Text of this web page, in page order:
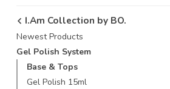
I.Am Collection by BO.
Newest Products
Gel Polish System
Base & Tops
Gel Polish 15ml